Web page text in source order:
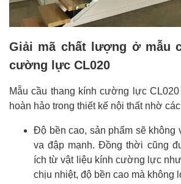
Giải mã chất lượng ở mẫu
cường lực CL020
Mẫu cầu thang kính cường lực
hoàn hảo trong thiết kế nội thất nhờ
Độ bền cao, sản phẩm sẽ không
va đập mạnh. Đồng thời cũng
ích từ vật liệu kính cường lực
chịu nhiệt, độ bền cao mà không